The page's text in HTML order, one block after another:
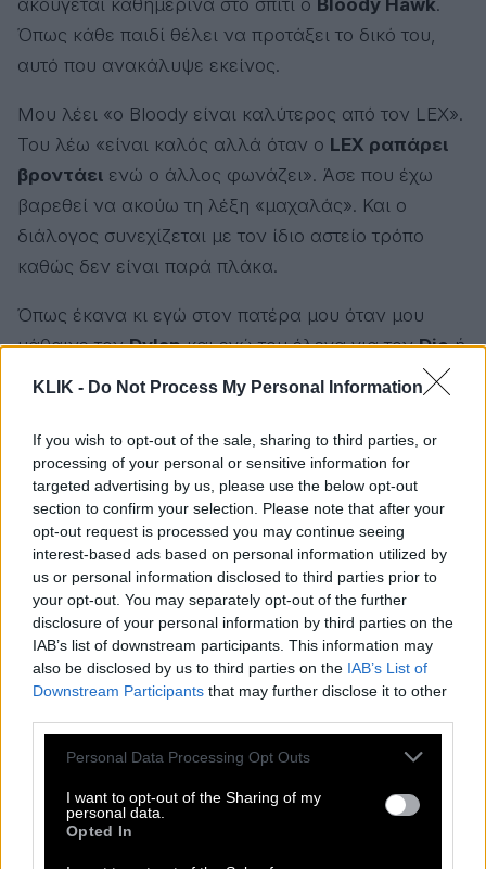
KLIK - Do Not Process My Personal Information
If you wish to opt-out of the sale, sharing to third parties, or
processing of your personal or sensitive information for
targeted advertising by us, please use the below opt-out
section to confirm your selection. Please note that after your
opt-out request is processed you may continue seeing
interest-based ads based on personal information utilized by
us or personal information disclosed to third parties prior to
your opt-out. You may separately opt-out of the further
disclosure of your personal information by third parties on the
IAB’s list of downstream participants. This information may
also be disclosed by us to third parties on the IAB’s List of
Downstream Participants that may further disclose it to other
Please note that this website/app uses one or more Google
not limited to your visit or usage behaviour. You may click to
grant or deny consent to Google and its third-party tags to
use your data for below specified purposes in below Google
Personal Data Processing Opt Outs
I want to opt-out of the Sharing of my
personal data.
Opted In
ακούγεται καθημερινά στο σπίτι ο Bloody Hawk.
Όπως κάθε παιδί θέλει να προτάξει το δικό του,
αυτό που ανακάλυψε εκείνος.
Μου λέει «ο Bloody είναι καλύτερος από τον LEX».
Του λέω «είναι καλός αλλά όταν ο LEX ραπάρει
βροντάει ενώ ο άλλος φωνάζει». Άσε που έχω
βαρεθεί να ακούω τη λέξη «μαχαλάς». Και ο
διάλογος συνεχίζεται με τον ίδιο αστείο τρόπο
καθώς δεν είναι παρά πλάκα.
Όπως έκανα κι εγώ στον πατέρα μου όταν μου
μάθαινε τονDylanκαι εγώ του έλεγα για τονDioή
τουςIron Maiden
καταλαβαίνεις ή όχι ο LΕΧ έχει αφήσει έναβαθύ
αποτύπωμαστην ελληνική μουσική γενικότερα.
Στο περιθώριο, ανεπιτήδευτα, χωρίς προβολή,
χωρίς βραβεία, χωρίς μάρκετινγκ και χωρίς
παρουσία στις τηλεοράσεις και τα ΜΜΕ. Είναι ο
«ποιητής της γενιάς της κρίσης»ή ακόμη«η
φωνή των αποκλεισμένων».
Δεν ωραιοποιεί την κατάσταση, αλλά την
περιγράφει με μιαωμή, κινηματογραφική
ακρίβεια. Οι στίχοι του για την αστυνομική βία, την
ανεργία, τα ναρκωτικά και την απελπισία των νέων
στα αστικά κέντρα έχουν γίνει αντικείμενο